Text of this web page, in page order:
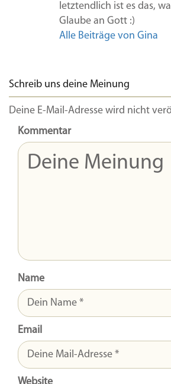
letztendlich ist es das,
Glaube an Gott :)
Alle Beiträge von Gina
Schreib uns deine Meinung
Deine E-Mail-Adresse wird nicht
Kommentar
Name
Email